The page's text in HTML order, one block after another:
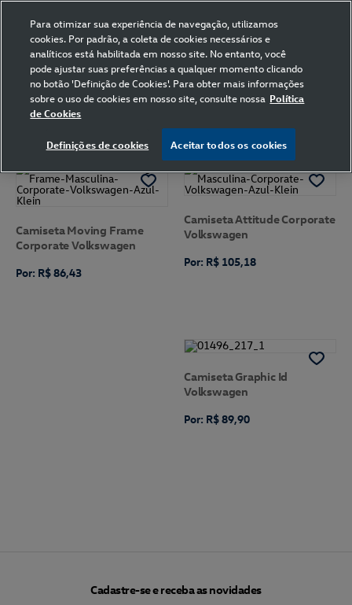
Home Volkswagen Vestuário Camiseta Volkswagen
Mostarda P
Ordenar por
Camiseta Moving Frame
Corporate Volkswagen
Por: R$ 86,43
Camiseta Attitude Corporate
Volkswagen
Por: R$ 105,18
Camiseta Graphic Id
Volkswagen
Por: R$ 89,90
Cadastre-se e receba as novidades
Para otimizar sua experiência de navegação, utilizamos
cookies. Por padrão, a coleta de cookies necessários e
analíticos está habilitada em nosso site. No entanto, você
pode ajustar suas preferências a qualquer momento clicando
no botão 'Definição de Cookies'. Para obter mais informações
sobre o uso de cookies em nosso site, consulte nossa Política
de Cookies
Definições de cookies Aceitar todos os cookies